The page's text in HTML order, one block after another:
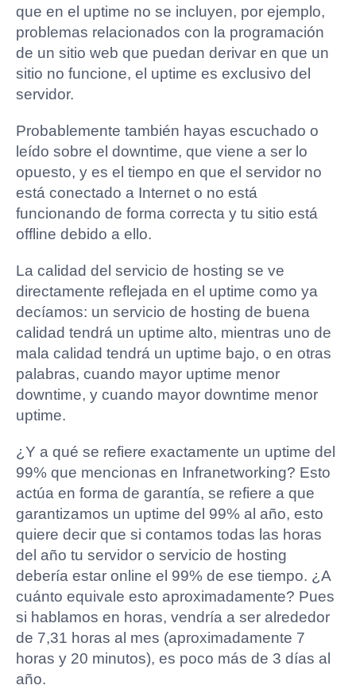
que en el uptime no se incluyen, por ejemplo,
problemas relacionados con la programación
de un sitio web que puedan derivar en que un
sitio no funcione, el uptime es exclusivo del
servidor.
Probablemente también hayas escuchado o
leído sobre el downtime, que viene a ser lo
opuesto, y es el tiempo en que el servidor no
está conectado a Internet o no está
funcionando de forma correcta y tu sitio está
offline debido a ello.
La calidad del servicio de hosting se ve
directamente reflejada en el uptime como ya
decíamos: un servicio de hosting de buena
calidad tendrá un uptime alto, mientras uno de
mala calidad tendrá un uptime bajo, o en otras
palabras, cuando mayor uptime menor
downtime, y cuando mayor downtime menor
uptime.
¿Y a qué se refiere exactamente un uptime del
99% que mencionas en Infranetworking? Esto
actúa en forma de garantía, se refiere a que
garantizamos un uptime del 99% al año, esto
quiere decir que si contamos todas las horas
del año tu servidor o servicio de hosting
debería estar online el 99% de ese tiempo. ¿A
cuánto equivale esto aproximadamente? Pues
si hablamos en horas, vendría a ser alrededor
de 7,31 horas al mes (aproximadamente 7
horas y 20 minutos), es poco más de 3 días al
año.